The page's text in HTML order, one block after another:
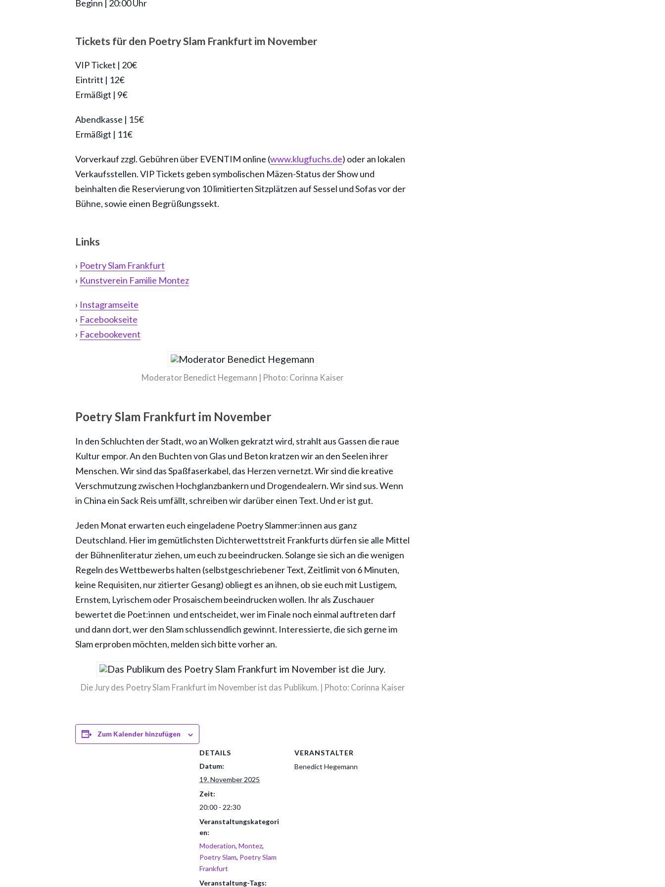
Beginn | 20:00 Uhr
Tickets für den Poetry Slam Frankfurt im November
VIP Ticket | 20€
Eintritt | 12€
Ermäßigt | 9€
Abendkasse | 15€
Ermäßigt | 11€
Vorverkauf zzgl. Gebühren über EVENTIM online (www.klugfuchs.de) oder an lokalen
Verkaufsstellen. VIP Tickets geben symbolischen Mäzen-Status der Show und
beinhalten die Reservierung von 10 limitierten Sitzplätzen auf Sessel und Sofas vor der
Bühne, sowie einen Begrüßungssekt.
Links
› Poetry Slam Frankfurt
› Kunstverein Familie Montez
› Instagramseite
› Facebookseite
› Facebookevent
Moderator Benedict Hegemann | Photo: Corinna Kaiser
Poetry Slam Frankfurt im November
In den Schluchten der Stadt, wo an Wolken gekratzt wird, strahlt aus Gassen die raue
Kultur empor. An den Buchten von Glas und Beton kratzen wir an den Seelen ihrer
Menschen. Wir sind das Spaßfaserkabel, das Herzen vernetzt. Wir sind die kreative
Verschmutzung zwischen Hochglanzbankern und Drogendealern. Wir sind sus. Wenn
in China ein Sack Reis umfällt, schreiben wir darüber einen Text. Und er ist gut.
Jeden Monat erwarten euch eingeladene Poetry Slammer:innen aus ganz
Deutschland. Hier im gemütlichsten Dichterwettstreit Frankfurts dürfen sie alle Mittel
der Bühnenliteratur ziehen, um euch zu beeindrucken. Solange sie sich an die wenigen
Regeln des Wettbewerbs halten (selbstgeschriebener Text, Zeitlimit von 6 Minuten,
keine Requisiten, nur zitierter Gesang) obliegt es an ihnen, ob sie euch mit Lustigem,
Ernstem, Lyrischem oder Prosaischem beeindrucken wollen. Ihr als Zuschauer
bewertet die Poet:innen und entscheidet, wer im Finale noch einmal auftreten darf
und dann dort, wer den Slam schlussendlich gewinnt. Interessierte, die sich gerne im
Slam erproben möchten, melden sich bitte vorher an.
Die Jury des Poetry Slam Frankfurt im November ist das Publikum. | Photo: Corinna Kaiser
Zum Kalender hinzufügen
DETAILS
Datum:
19. November 2025
Zeit:
20:00 - 22:30
Veranstaltungskategori
en:
Moderation, Montez,
Poetry Slam, Poetry Slam
Frankfurt
Veranstaltung-Tags:
VERANSTALTER
Benedict Hegemann